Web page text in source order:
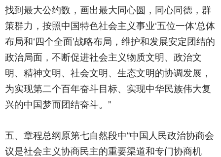
找到最大公约数，画出最大同心圆，同心同德，群
策群力，按照中国特色社会主义事业‘五位一体’总体
布局和‘四个全面’战略布局，维护和发展安定团结的
政治局面，不断促进社会主义物质文明、政治文
明、精神文明、社会文明、生态文明的协调发展，
为实现第二个百年奋斗目标、实现中华民族伟大复
兴的中国梦而团结奋斗。”
五、章程总纲原第七自然段中“中国人民政治协商会
议是社会主义协商民主的重要渠道和专门协商机